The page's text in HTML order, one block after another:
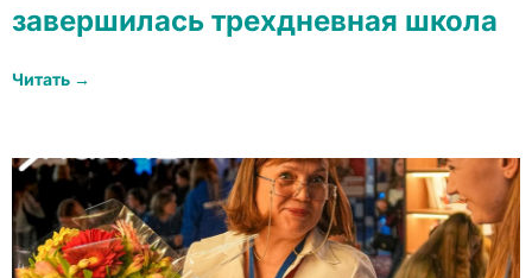
завершилась трехдневная школа
Читать →